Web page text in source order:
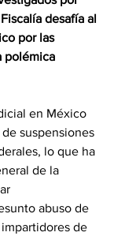
desafía al
por las
polémica
en México
suspensiones
lo que ha
de la
abuso de
de